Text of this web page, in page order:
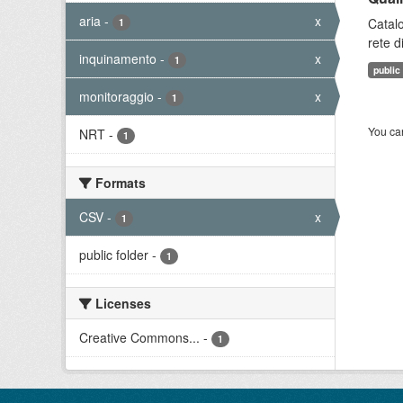
aria - 1 x
inquinamento - 1 x
monitoraggio - 1 x
NRT - 1
Formats
CSV - 1 x
public folder - 1
Licenses
Creative Commons... - 1
rete
public
You